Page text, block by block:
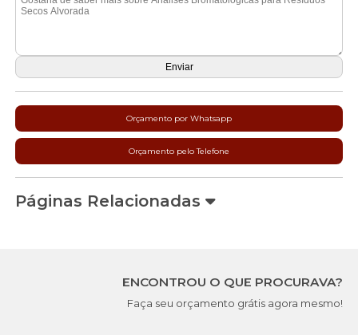
Orçamento por Whatsapp
Orçamento pelo Telefone
Páginas Relacionadas
ENCONTROU O QUE PROCURAVA?
Faça seu orçamento grátis agora mesmo!